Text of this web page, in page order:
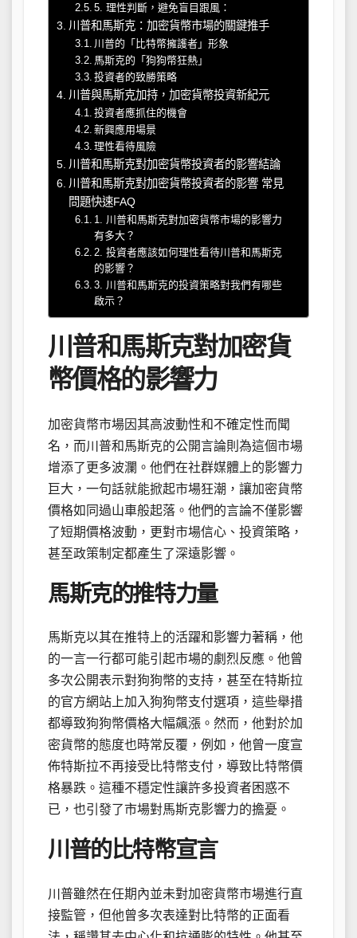
5. 理性判斷，避免盲目跟風：
川普和馬斯克：加密貨幣市場的關鍵推手
川普的「比特幣擁護者」形象
馬斯克的「狗狗幣狂熱」
投資者的致勝策略
川普與馬斯克加持，加密貨幣投資新紀元
投資者應抓住的機會
新興應用場景
理性看待風險
川普和馬斯克對加密貨幣投資者的影響結論
川普和馬斯克對加密貨幣投資者的影響 常見
問題快速FAQ
1. 川普和馬斯克對加密貨幣市場的影響力
有多大？
2. 投資者應該如何理性看待川普和馬斯克
的影響？
3. 川普和馬斯克的投資策略對我們有哪些
啟示？
川普和馬斯克對加密貨
幣價格的影響力
加密貨幣市場因其高波動性和不確定性而聞
名，而川普和馬斯克的公開言論則為這個市場
增添了更多波瀾。他們在社群媒體上的影響力
巨大，一句話就能掀起市場狂潮，讓加密貨幣
價格如同過山車般起落。他們的言論不僅影響
了短期價格波動，更對市場信心、投資策略，
甚至政策制定都產生了深遠影響。
馬斯克的推特力量
馬斯克以其在推特上的活躍和影響力著稱，他
的一言一行都可能引起市場的劇烈反應。他曾
多次公開表示對狗狗幣的支持，甚至在特斯拉
的官方網站上加入狗狗幣支付選項，這些舉措
都導致狗狗幣價格大幅飆漲。然而，他對於加
密貨幣的態度也時常反覆，例如，他曾一度宣
佈特斯拉不再接受比特幣支付，導致比特幣價
格暴跌。這種不穩定性讓許多投資者困惑不
已，也引發了市場對馬斯克影響力的擔憂。
川普的比特幣宣言
川普雖然在任期內並未對加密貨幣市場進行直
接監管，但他曾多次表達對比特幣的正面看